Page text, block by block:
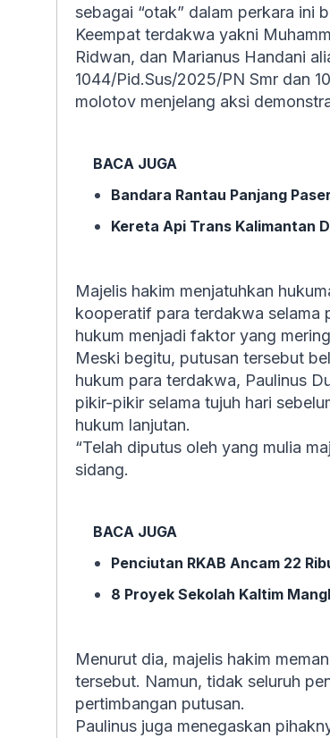
sebagai “otak” dalam perkara ini
Keempat terdakwa yakni
Ridwan, dan Marianus Handani
1044/Pid.Sus/2025/PN Smr dan
molotov menjelang aksi
BACA JUGA
Bandara Rantau Panjang
Kereta Api Trans Kalimantan
Majelis hakim menjatuhkan
kooperatif para terdakwa selama
hukum menjadi faktor yang
Meski begitu, putusan tersebut
hukum para terdakwa, Paulinus
pikir-pikir selama tujuh hari
hukum lanjutan.
“Telah diputus oleh yang mulia
sidang.
BACA JUGA
Penciutan RKAB Ancam 22
8 Proyek Sekolah Kaltim
Menurut dia, majelis hakim
tersebut. Namun, tidak seluruh
pertimbangan putusan.
Paulinus juga menegaskan